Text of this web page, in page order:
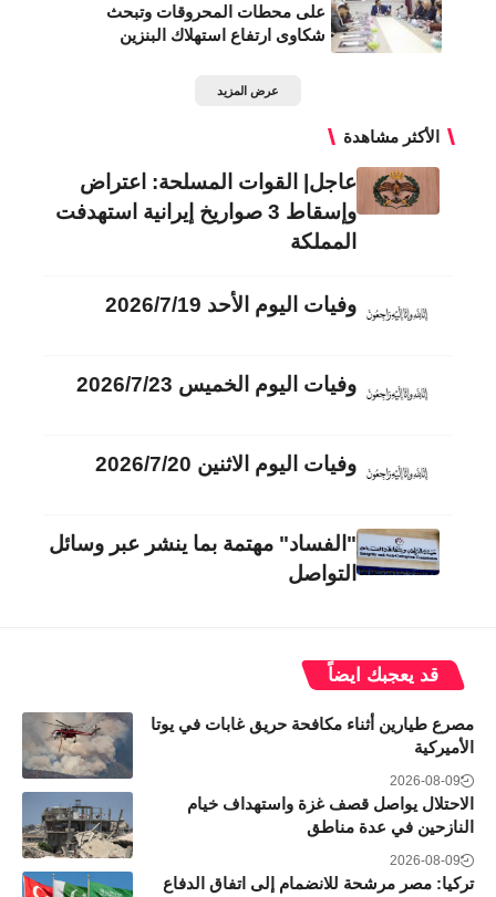
على محطات المحروقات وتبحث
شكاوى ارتفاع استهلاك البنزين
عرض المزيد
الأكثر مشاهدة
عاجل| القوات المسلحة: اعتراض
وإسقاط 3 صواريخ إيرانية استهدفت
المملكة
وفيات اليوم الأحد 2026/7/19
وفيات اليوم الخميس 2026/7/23
وفيات اليوم الاثنين 2026/7/20
"الفساد" مهتمة بما ينشر عبر وسائل
التواصل
قد يعجبك ايضاً
مصرع طيارين أثناء مكافحة حريق غابات في يوتا
الأميركية
2026-08-09
الاحتلال يواصل قصف غزة واستهداف خيام
النازحين في عدة مناطق
2026-08-09
تركيا: مصر مرشحة للانضمام إلى اتفاق الدفاع